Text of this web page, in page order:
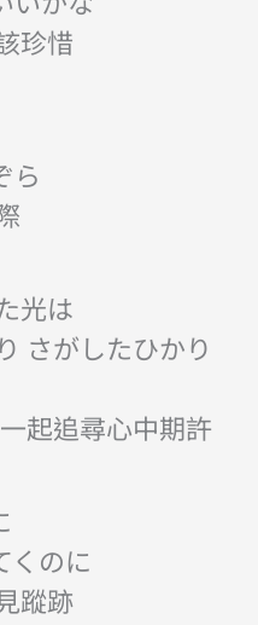
珍惜
ら
光は
さがしたひかり
起追尋心中期許
のに
蹤跡